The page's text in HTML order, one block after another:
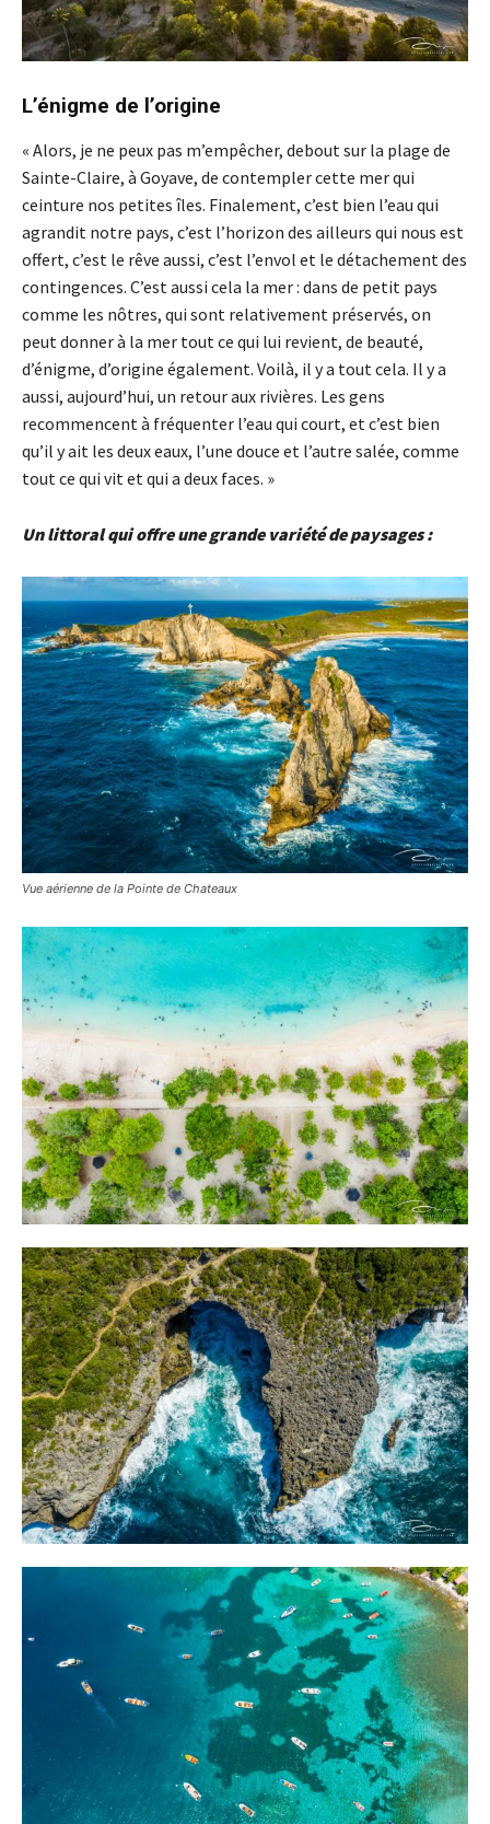
L’énigme de l’origine
« Alors, je ne peux pas m’empêcher, debout sur la plage de
Sainte-Claire, à Goyave, de contempler cette mer qui
ceinture nos petites îles. Finalement, c’est bien l’eau qui
agrandit notre pays, c’est l’horizon des ailleurs qui nous est
offert, c’est le rêve aussi, c’est l’envol et le détachement des
contingences. C’est aussi cela la mer : dans de petit pays
comme les nôtres, qui sont relativement préservés, on
peut donner à la mer tout ce qui lui revient, de beauté,
d’énigme, d’origine également. Voilà, il y a tout cela. Il y a
aussi, aujourd’hui, un retour aux rivières. Les gens
recommencent à fréquenter l’eau qui court, et c’est bien
qu’il y ait les deux eaux, l’une douce et l’autre salée, comme
tout ce qui vit et qui a deux faces. »
Un littoral qui offre une grande variété de paysages :
Vue aérienne de la Pointe de Chateaux